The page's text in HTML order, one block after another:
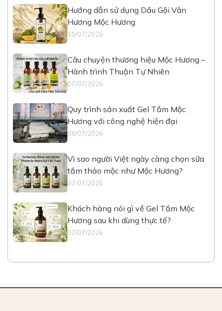
Hướng dẫn sử dụng Dầu Gội Vân
Hương Mộc Hương
10/07/2026
Câu chuyện thương hiệu Mộc Hương –
Hành trình Thuận Tự Nhiên
07/07/2026
Quy trình sản xuất Gel Tắm Mộc
Hương với công nghệ hiện đại
08/07/2026
Vì sao người Việt ngày càng chọn sữa
tắm thảo mộc như Mộc Hương?
07/07/2026
Khách hàng nói gì về Gel Tắm Mộc
Hương sau khi dùng thực tế?
07/07/2026